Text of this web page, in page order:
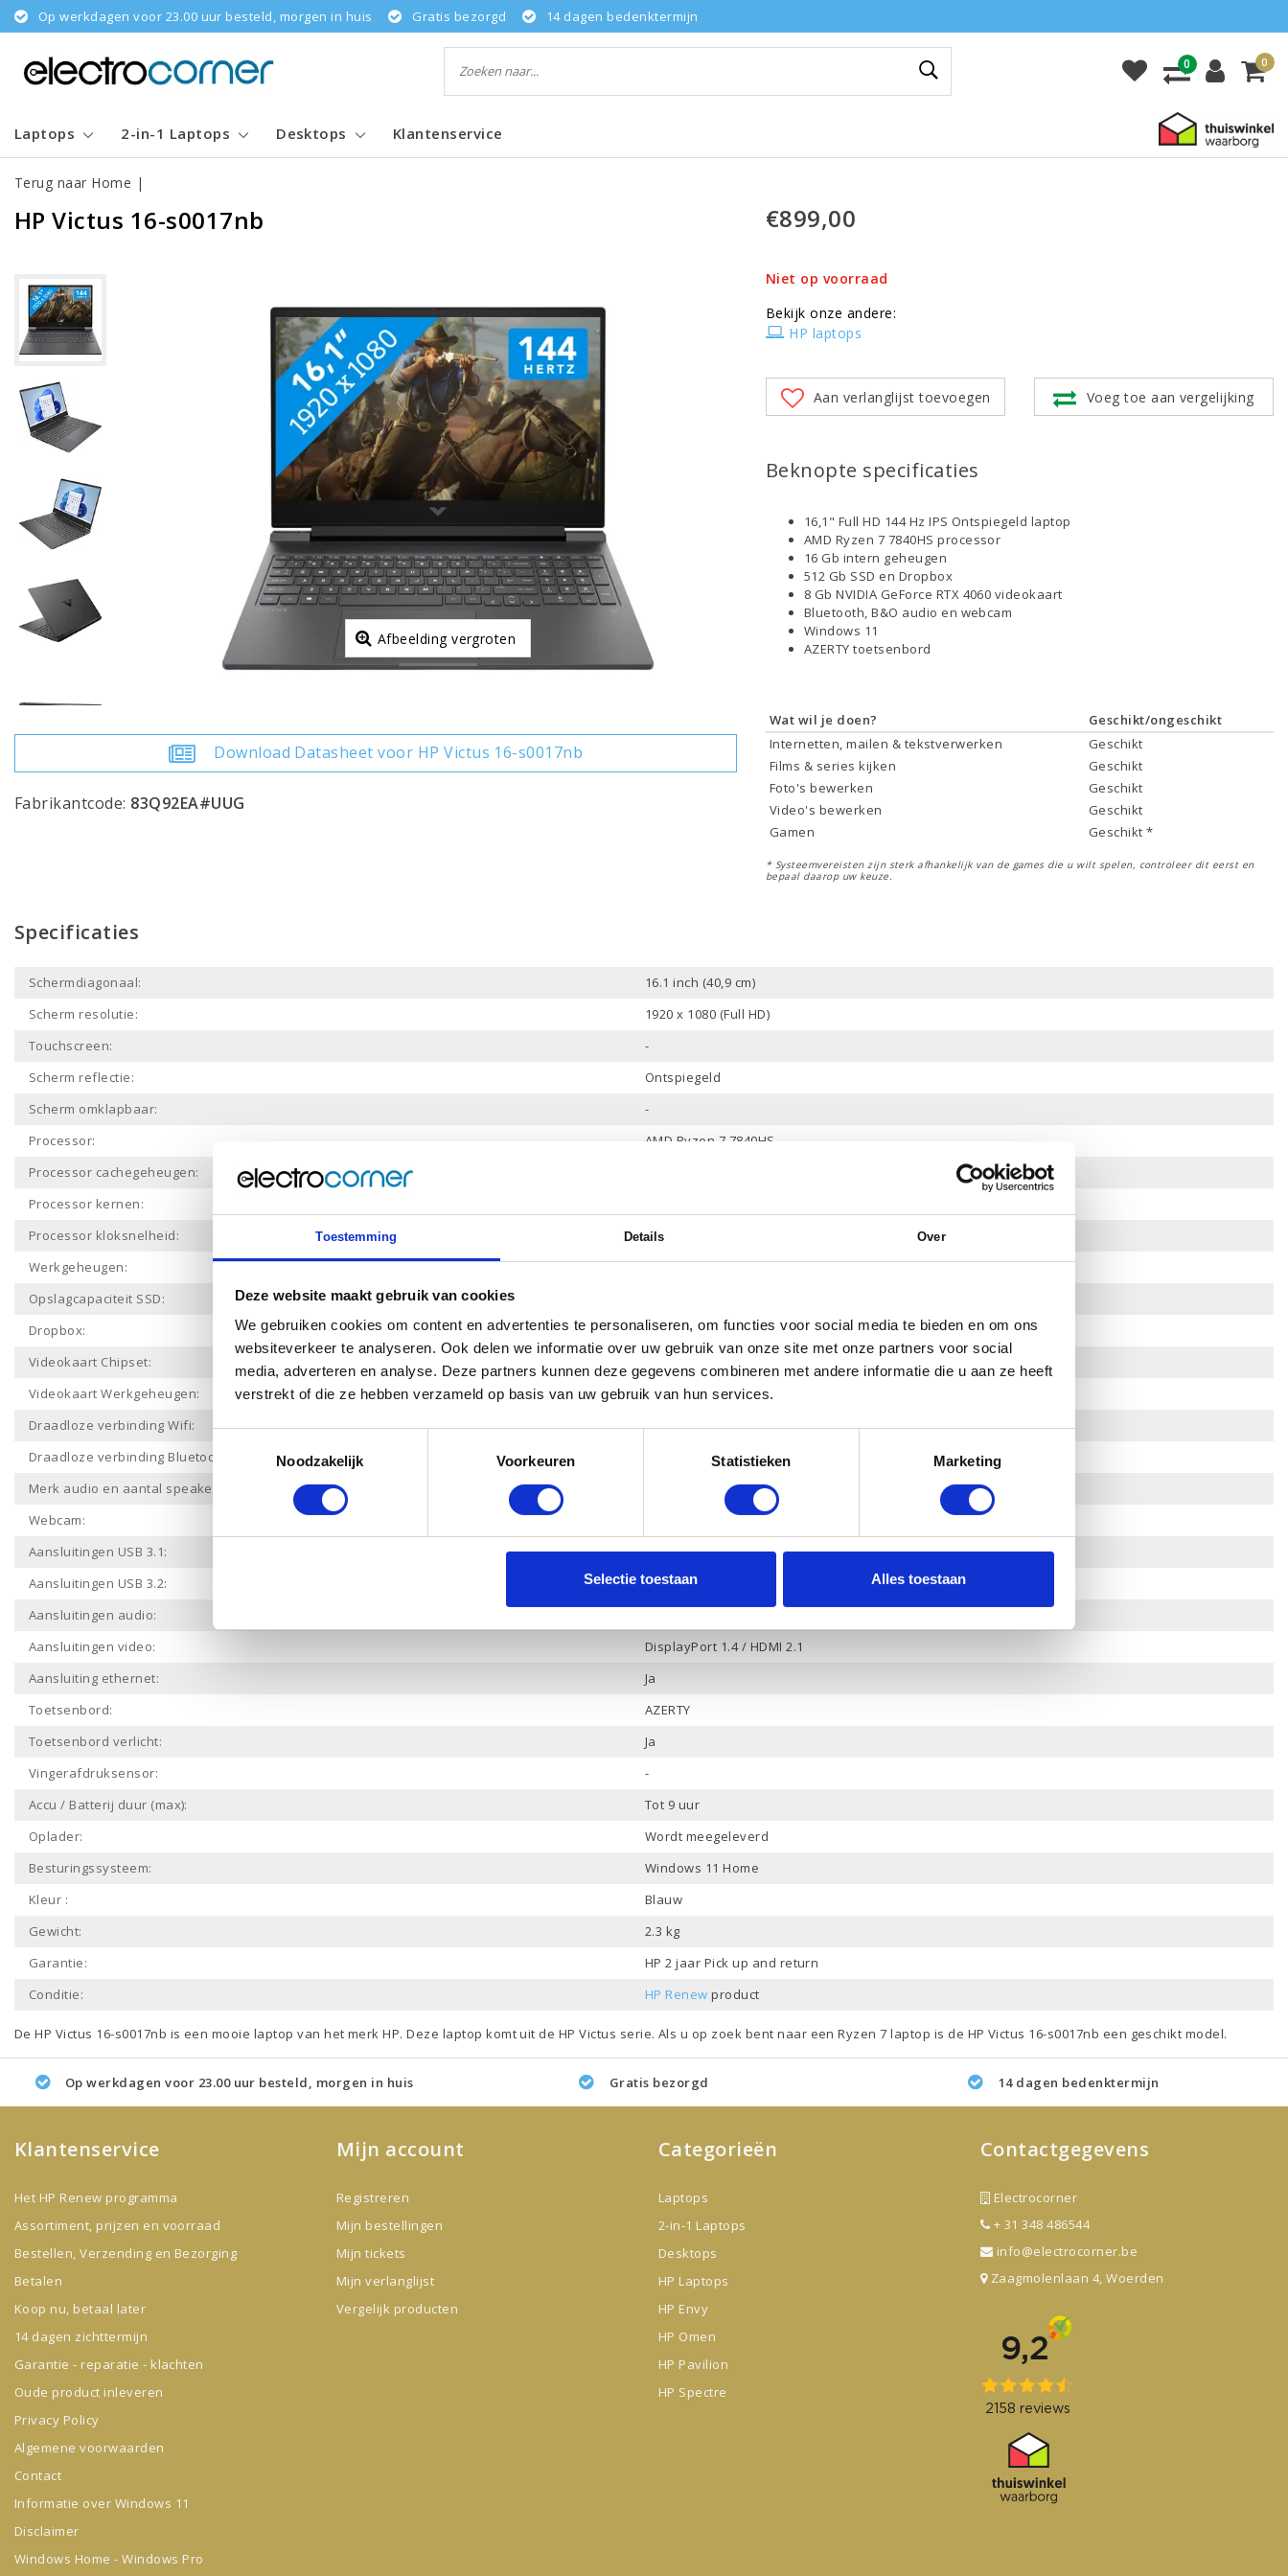
Toestemming Details Over
Deze website maakt gebruik van cookies
We gebruiken cookies om content en advertenties te personaliseren, om functies voor social media te bieden en om ons
websiteverkeer te analyseren. Ook delen we informatie over uw gebruik van onze site met onze partners voor social
media, adverteren en analyse. Deze partners kunnen deze gegevens combineren met andere informatie die u aan ze heeft
verstrekt of die ze hebben verzameld op basis van uw gebruik van hun services.
Noodzakelijk
Voorkeuren Statistieken Marketing
Selectie toestaan Alles toestaan
Op werkdagen voor 23.00 uur besteld, morgen in huis Gratis bezorgd 14 dagen bedenktermijn
0 0
Laptops 2-in-1 Laptops Desktops Klantenservice
Terug naar Home |
HP Victus 16-s0017nb
Afbeelding vergroten
Download Datasheet voor HP Victus 16-s0017nb
Fabrikantcode: 83Q92EA#UUG
€899,00
Niet op voorraad
Bekijk onze andere:
HP laptops
Aan verlanglijst toevoegen Voeg toe aan vergelijking
Beknopte specificaties
16,1" Full HD 144 Hz IPS Ontspiegeld laptop
AMD Ryzen 7 7840HS processor
16 Gb intern geheugen
512 Gb SSD en Dropbox
8 Gb NVIDIA GeForce RTX 4060 videokaart
Bluetooth, B&O audio en webcam
Windows 11
AZERTY toetsenbord
Wat wil je doen?
Geschikt/ongeschikt
Internetten, mailen & tekstverwerken
Geschikt
Films & series kijken
Geschikt
Foto's bewerken
Geschikt
Video's bewerken
Geschikt
Gamen
Geschikt *
* Systeemvereisten zijn sterk afhankelijk van de games die u wilt spelen, controleer dit eerst en
bepaal daarop uw keuze.
Specificaties
Schermdiagonaal:
16.1 inch (40,9 cm)
Scherm resolutie:
1920 x 1080 (Full HD)
Touchscreen:
-
Scherm reflectie:
Ontspiegeld
Scherm omklapbaar:
-
Processor:
AMD Ryzen 7 7840HS
Processor cachegeheugen:
Processor kernen:
Processor kloksnelheid:
tot 5.1 GHz
Werkgeheugen:
16 Gb
Opslagcapaciteit SSD:
Dropbox:
Ja
Videokaart Chipset:
NVIDIA GeForce RTX 4060
Videokaart Werkgeheugen:
8 Gb
Draadloze verbinding Wifi:
Ja
Draadloze verbinding Bluetooth:
Merk audio en aantal speakers:
Bang & Olufsen, 2 luidsprekers
Webcam:
Aansluitingen USB 3.1:
4
Aansluitingen USB 3.2:
-
Aansluitingen audio:
Aansluitingen video:
DisplayPort 1.4 / HDMI 2.1
Aansluiting ethernet:
Ja
Toetsenbord:
AZERTY
Toetsenbord verlicht:
Ja
Vingerafdruksensor:
-
Accu / Batterij duur (max):
Tot 9 uur
Oplader:
Wordt meegeleverd
Besturingssysteem:
Windows 11 Home
Kleur :
Blauw
Gewicht:
2.3 kg
Garantie:
HP 2 jaar Pick up and return
Conditie:
HP Renew product
De HP Victus 16-s0017nb is een mooie laptop van het merkHP. Deze laptop komt uit de HP Victus serie. Als u op zoek bent naar eenRyzen 7 laptop is de HP Victus 16-s0017nb een geschikt model.
Op werkdagen voor 23.00 uur besteld, morgen in huis Gratis bezorgd 14 dagen bedenktermijn
Klantenservice
Het HP Renew programma
Assortiment, prijzen en voorraad
Bestellen, Verzending en Bezorging
Betalen
Koop nu, betaal later
14 dagen zichttermijn
Garantie - reparatie - klachten
Oude product inleveren
Privacy Policy
Algemene voorwaarden
Contact
Informatie over Windows 11
Disclaimer
Windows Home - Windows Pro
Mijn account
Registreren
Mijn bestellingen
Mijn tickets
Mijn verlanglijst
Vergelijk producten
Categorieën
Laptops
2-in-1 Laptops
Desktops
HP Laptops
HP Envy
HP Omen
HP Pavilion
HP Spectre
Contactgegevens
Electrocorner
+ 31 348 486544
info@electrocorner.be
Zaagmolenlaan 4, Woerden